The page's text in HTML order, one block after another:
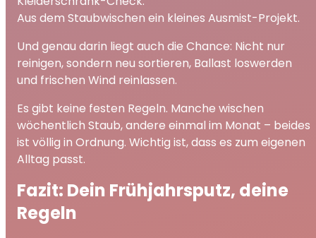
Aus dem Staubwischen ein kleines Ausmist-Projekt.
Und genau darin liegt auch die Chance: Nicht nur
reinigen, sondern neu sortieren, Ballast loswerden
und frischen Wind reinlassen.
Es gibt keine festen Regeln. Manche wischen
wöchentlich Staub, andere einmal im Monat – beides
ist völlig in Ordnung. Wichtig ist, dass es zum eigenen
Alltag passt.
Fazit: Dein Frühjahrsputz, deine
Regeln